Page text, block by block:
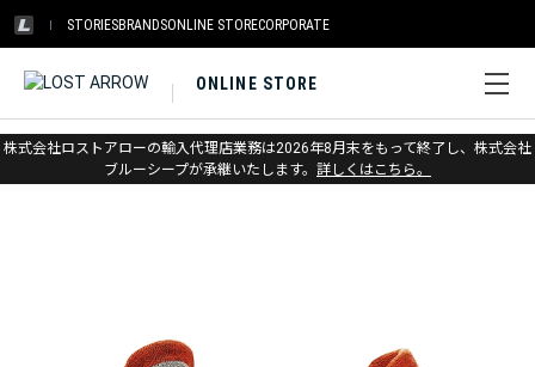
STORIESBRANDSONLINE STORECORPORATE
ONLINE STORE
株式会社ロストアローの輸入代理店業務は2026年8月末をもって終了し、株式会社
ブルーシープが承継いたします。 詳しくはこちら。
ホーム > アウトレット > ソックス